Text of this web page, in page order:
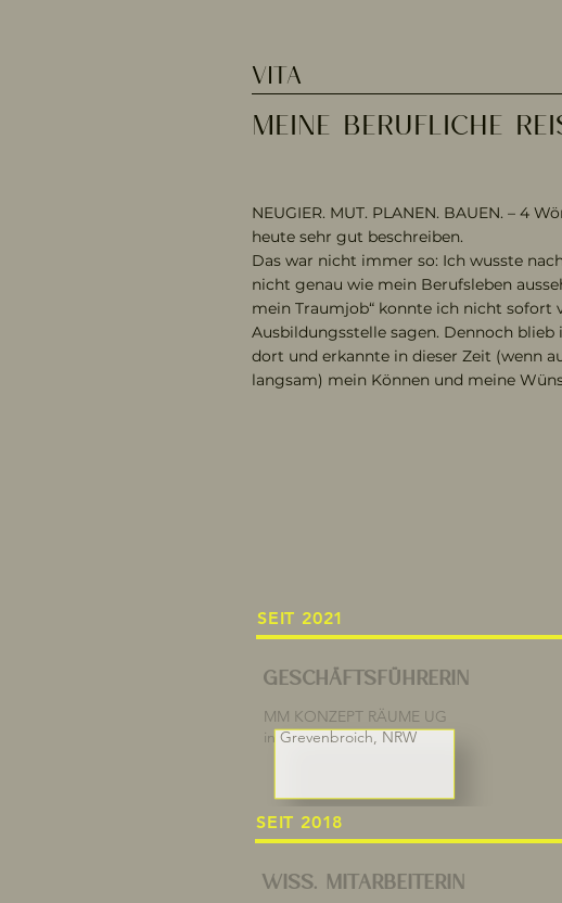
VITA
MEINE BERUFLICHE
NEUGIER. MUT. PLANEN. BAUEN. – 4
heute sehr gut beschreiben.
Das war nicht immer so: Ich wusste
nicht genau wie mein Berufsleben
mein Traumjob“ konnte ich nicht sofort
Ausbildungsstelle sagen. Dennoch blieb
dort und erkannte in dieser Zeit (wenn
langsam) mein Können und meine
SEIT 2021
GESCHÄFTSFÜHRERIN
MM KONZEPT RÄUME UG
in Grevenbroich, NRW
SEIT 2018
WISS. MITARBEITERIN